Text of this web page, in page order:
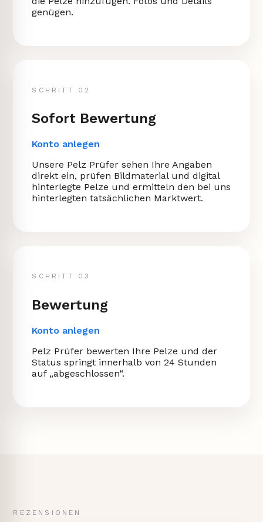
genügen.
SCHRITT 02
Sofort Bewertung
Konto anlegen
Unsere Pelz Prüfer sehen Ihre Angaben
direkt ein, prüfen Bildmaterial und digital
hinterlegte Pelze und ermitteln den bei uns
hinterlegten tatsächlichen Marktwert.
SCHRITT 03
Bewertung
Konto anlegen
Pelz Prüfer bewerten Ihre Pelze und der
Status springt innerhalb von 24 Stunden
auf „abgeschlossen“.
REZENSIONEN